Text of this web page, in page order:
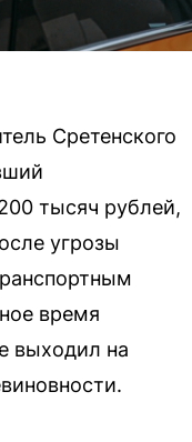
Сретенского
тысяч рублей,
угрозы
время
выходил на